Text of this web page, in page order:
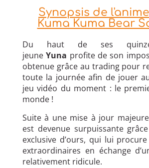
Synopsis de
Kuma Kuma Bear
Du haut de ses
jeune Yuna profite de son
obtenue grâce au trading pour
toute la journée afin de jouer
jeu vidéo du moment : le
monde !
Suite à une mise à jour
est devenue surpuissante
exclusive d’ours, qui lui
extraordinaires en échange
relativement ridicule.